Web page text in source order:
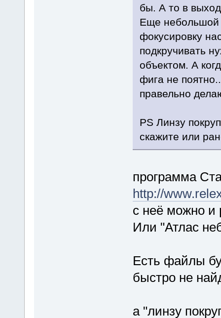
бы. А то в
Еще небольшой
фокусировку
подкручивать
объектом. А
фига не
правельно
PS Линзу
скажите или
программа
http://
с неё можно и
Или "Атлас
Есть файлы
быстро не
а "линзу